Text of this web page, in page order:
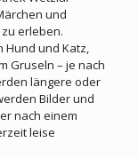
und
erleben.
und Katz,
Gruseln – je nach
längere oder
Bilder und
nach einem
leise